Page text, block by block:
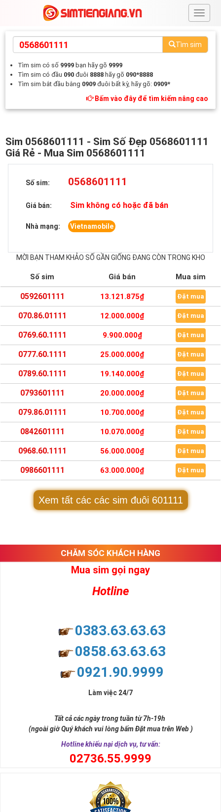
#
Tìm sim
Tìm sim có số 9999 bạn hãy gõ 9999
Tìm sim có đầu 090 đuôi 8888 hãy gõ 090*8888
Tìm sim bắt đầu bằng 0909 đuôi bất kỳ, hãy gõ: 0909*
Bấm vào đây để tìm kiếm nâng cao
Sim 0568601111 - Sim Số Đẹp 0568601111
Giá Rẻ - Mua Sim 0568601111
Số sim: 0568601111
Giá bán: Sim không có hoặc đã bán
Nhà mạng: Vietnamobile
MỜI BẠN THAM KHẢO SỐ GẦN GIỐNG ĐANG CÒN TRONG KHO
Số sim Giá bán Mua sim
0592601111 13.121.875₫ Đặt mua
070.86.01111 12.000.000₫ Đặt mua
0769.60.1111 9.900.000₫ Đặt mua
0777.60.1111 25.000.000₫ Đặt mua
0789.60.1111 19.140.000₫ Đặt mua
0793601111 20.000.000₫ Đặt mua
079.86.01111 10.700.000₫ Đặt mua
0842601111 10.070.000₫ Đặt mua
0968.60.1111 56.000.000₫ Đặt mua
0986601111 63.000.000₫ Đặt mua
Xem tất các các sim đuôi 601111
CHĂM SÓC KHÁCH HÀNG
Mua sim gọi ngay
Hotline
0383.63.63.63
0858.63.63.63
0921.90.9999
Làm việc 24/7
Tất cả các ngày trong tuần từ 7h-19h
(ngoài giờ Quý khách vui lòng bấm Đặt mua trên Web )
Hotline khiếu nại dịch vụ, tư vấn:
02736.55.9999